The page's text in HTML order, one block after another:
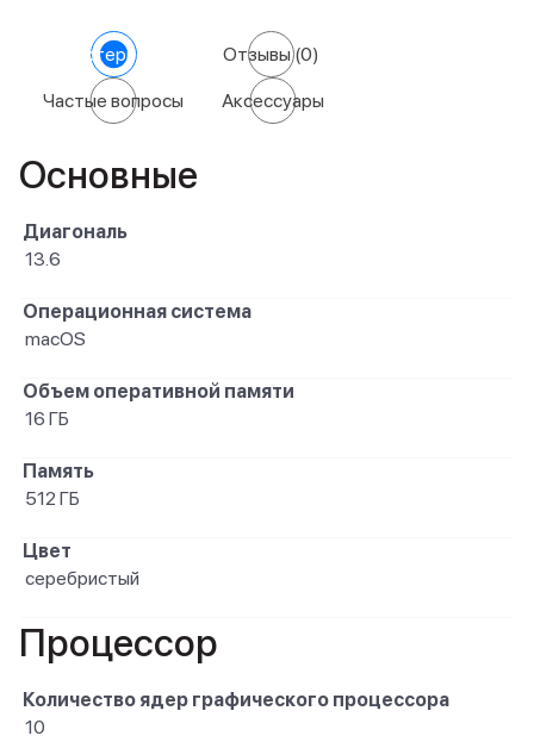
Характеристики Отзывы(0)
Частые вопросы Аксессуары
Основные
Диагональ
13.6
Операционная система
macOS
Объем оперативной памяти
16 ГБ
Память
512 ГБ
Цвет
серебристый
Процессор
Количество ядер графического процессора
10